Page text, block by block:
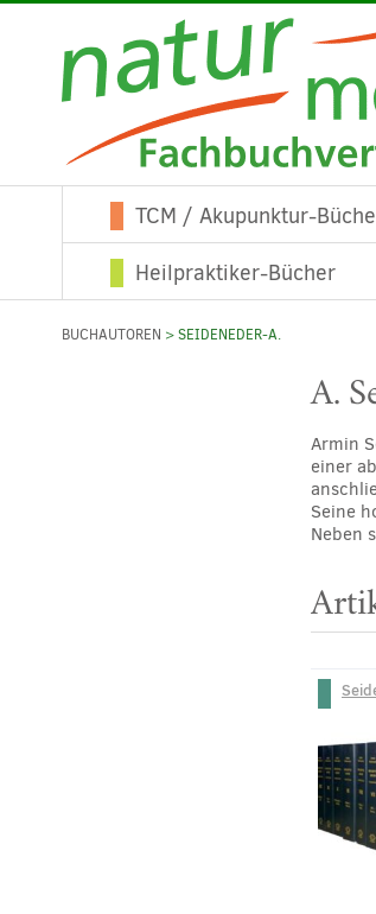
TCM / Akupunktur-
Heilpraktiker-Bücher
BUCHAUTOREN > SEIDENEDER-A.
A.
Armin
einer
Seine
Neben